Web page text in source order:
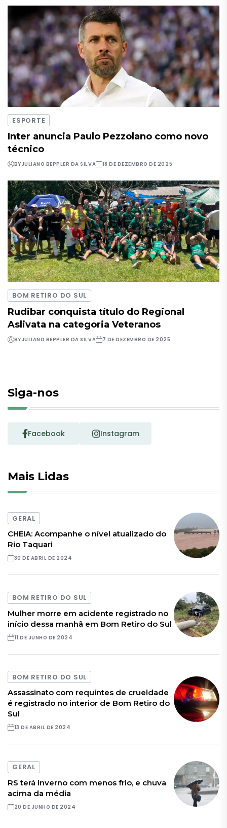
ESPORTE
Inter anuncia Paulo Pezzolano como novo
técnico
BYJULIANO BEPPLER DA SILVA 18 DE DEZEMBRO DE 2025
BOM RETIRO DO SUL
Rudibar conquista título do Regional
Aslivata na categoria Veteranos
BYJULIANO BEPPLER DA SILVA 7 DE DEZEMBRO DE 2025
Siga-nos
Facebook Instagram
Mais Lidas
GERAL
CHEIA: Acompanhe o nível atualizado do
Rio Taquari
30 DE ABRIL DE 2024
BOM RETIRO DO SUL
Mulher morre em acidente registrado no
início dessa manhã em Bom Retiro do Sul
11 DE JUNHO DE 2024
BOM RETIRO DO SUL
Assassinato com requintes de crueldade
é registrado no interior de Bom Retiro do
Sul
13 DE ABRIL DE 2024
GERAL
RS terá inverno com menos frio, e chuva
acima da média
20 DE JUNHO DE 2024